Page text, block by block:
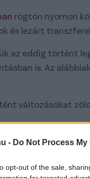
- Do Not Process
opt-out of the sale,
rögtön nyomon
és lezárt
az eddig történt
is. Az
változásokat
határoztuk meg.)